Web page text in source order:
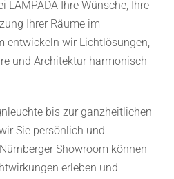
LAMPADA Ihre Wünsche, Ihre
Ihrer Räume im
entwickeln wir Lichtlösungen,
und Architektur harmonisch
bis zur ganzheitlichen
Sie persönlich und
Showroom können
erleben und